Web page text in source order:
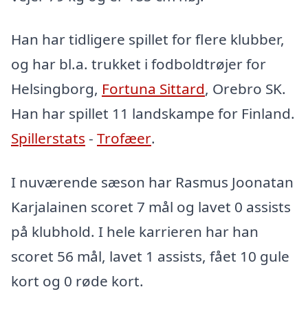
Han har tidligere spillet for flere klubber,
og har bl.a. trukket i fodboldtrøjer for
Helsingborg, Fortuna Sittard, Orebro SK.
Han har spillet 11 landskampe for Finland.
Spillerstats - Trofæer.
I nuværende sæson har Rasmus Joonatan
Karjalainen scoret 7 mål og lavet 0 assists
på klubhold. I hele karrieren har han
scoret 56 mål, lavet 1 assists, fået 10 gule
kort og 0 røde kort.